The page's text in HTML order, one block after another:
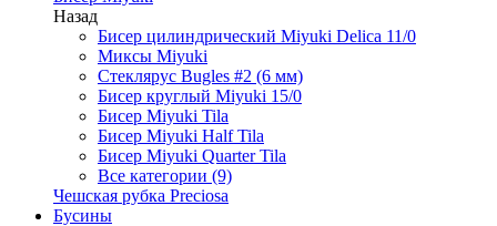
Назад
Бисер цилиндрический Miyuki Delica 11/0
Миксы Miyuki
Стеклярус Bugles #2 (6 мм)
Бисер круглый Miyuki 15/0
Бисер Miyuki Tila
Бисер Miyuki Half Tila
Бисер Miyuki Quarter Tila
Все категории (9)
Чешская рубка Preciosa
Бусины